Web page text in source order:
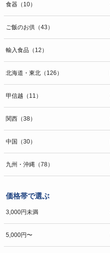
食器（10）
ご飯のお供（43）
輸入食品（12）
北海道・東北（126）
甲信越（11）
関西（38）
中国（30）
九州・沖縄（78）
価格帯で選ぶ
3,000円未満
5,000円〜